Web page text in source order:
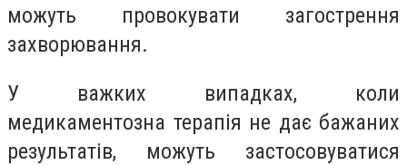
можуть провокувати загострення
захворювання.
У важких випадках, коли
медикаментозна терапія не дає бажаних
результатів, можуть застосовуватися